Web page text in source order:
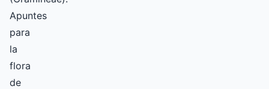
Apuntes
para
la
flora
de